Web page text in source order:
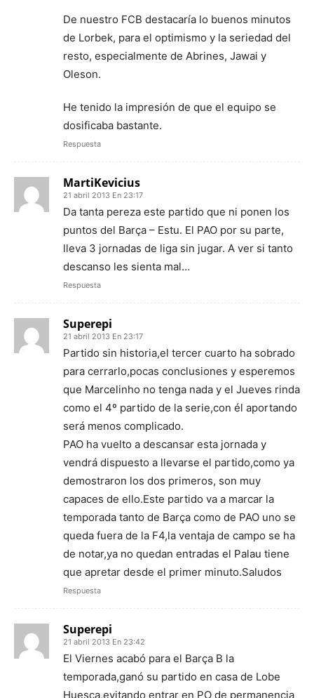
De nuestro FCB destacaría lo buenos minutos
de Lorbek, para el optimismo y la seriedad del
resto, especialmente de Abrines, Jawai y
Oleson.
He tenido la impresión de que el equipo se
dosificaba bastante.
Respuesta
MartiKevicius
21 abril 2013 En 23:17
Da tanta pereza este partido que ni ponen los
puntos del Barça – Estu. El PAO por su parte,
lleva 3 jornadas de liga sin jugar. A ver si tanto
descanso les sienta mal…
Respuesta
Superepi
21 abril 2013 En 23:17
Partido sin historia,el tercer cuarto ha sobrado
para cerrarlo,pocas conclusiones y esperemos
que Marcelinho no tenga nada y el Jueves rinda
como el 4º partido de la serie,con él aportando
será menos complicado.
PAO ha vuelto a descansar esta jornada y
vendrá dispuesto a llevarse el partido,como ya
demostraron los dos primeros, son muy
capaces de ello.Este partido va a marcar la
temporada tanto de Barça como de PAO uno se
queda fuera de la F4,la ventaja de campo se ha
de notar,ya no quedan entradas el Palau tiene
que apretar desde el primer minuto.Saludos
Respuesta
Superepi
21 abril 2013 En 23:42
El Viernes acabó para el Barça B la
temporada,ganó su partido en casa de Lobe
Huesca,evitando entrar en PO de permanencia